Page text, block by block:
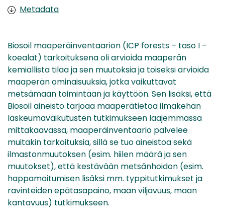
Metadata
Biosoil maaperäinventaarion (ICP forests – taso I –
koealat) tarkoituksena oli arvioida maaperän
kemiallista tilaa ja sen muutoksia ja toiseksi arvioida
maaperän ominaisuuksia, jotka vaikuttavat
metsämaan toimintaan ja käyttöön. Sen lisäksi, että
Biosoil aineisto tarjoaa maaperätietoa ilmakehän
laskeumavaikutusten tutkimukseen laajemmassa
mittakaavassa, maaperäinventaario palvelee
muitakin tarkoituksia, sillä se tuo aineistoa sekä
ilmastonmuutoksen (esim. hiilen määrä ja sen
muutokset), että kestävään metsänhoidon (esim.
happamoitumisen lisäksi mm. typpitutkimukset ja
ravinteiden epätasapaino, maan viljavuus, maan
kantavuus) tutkimukseen.